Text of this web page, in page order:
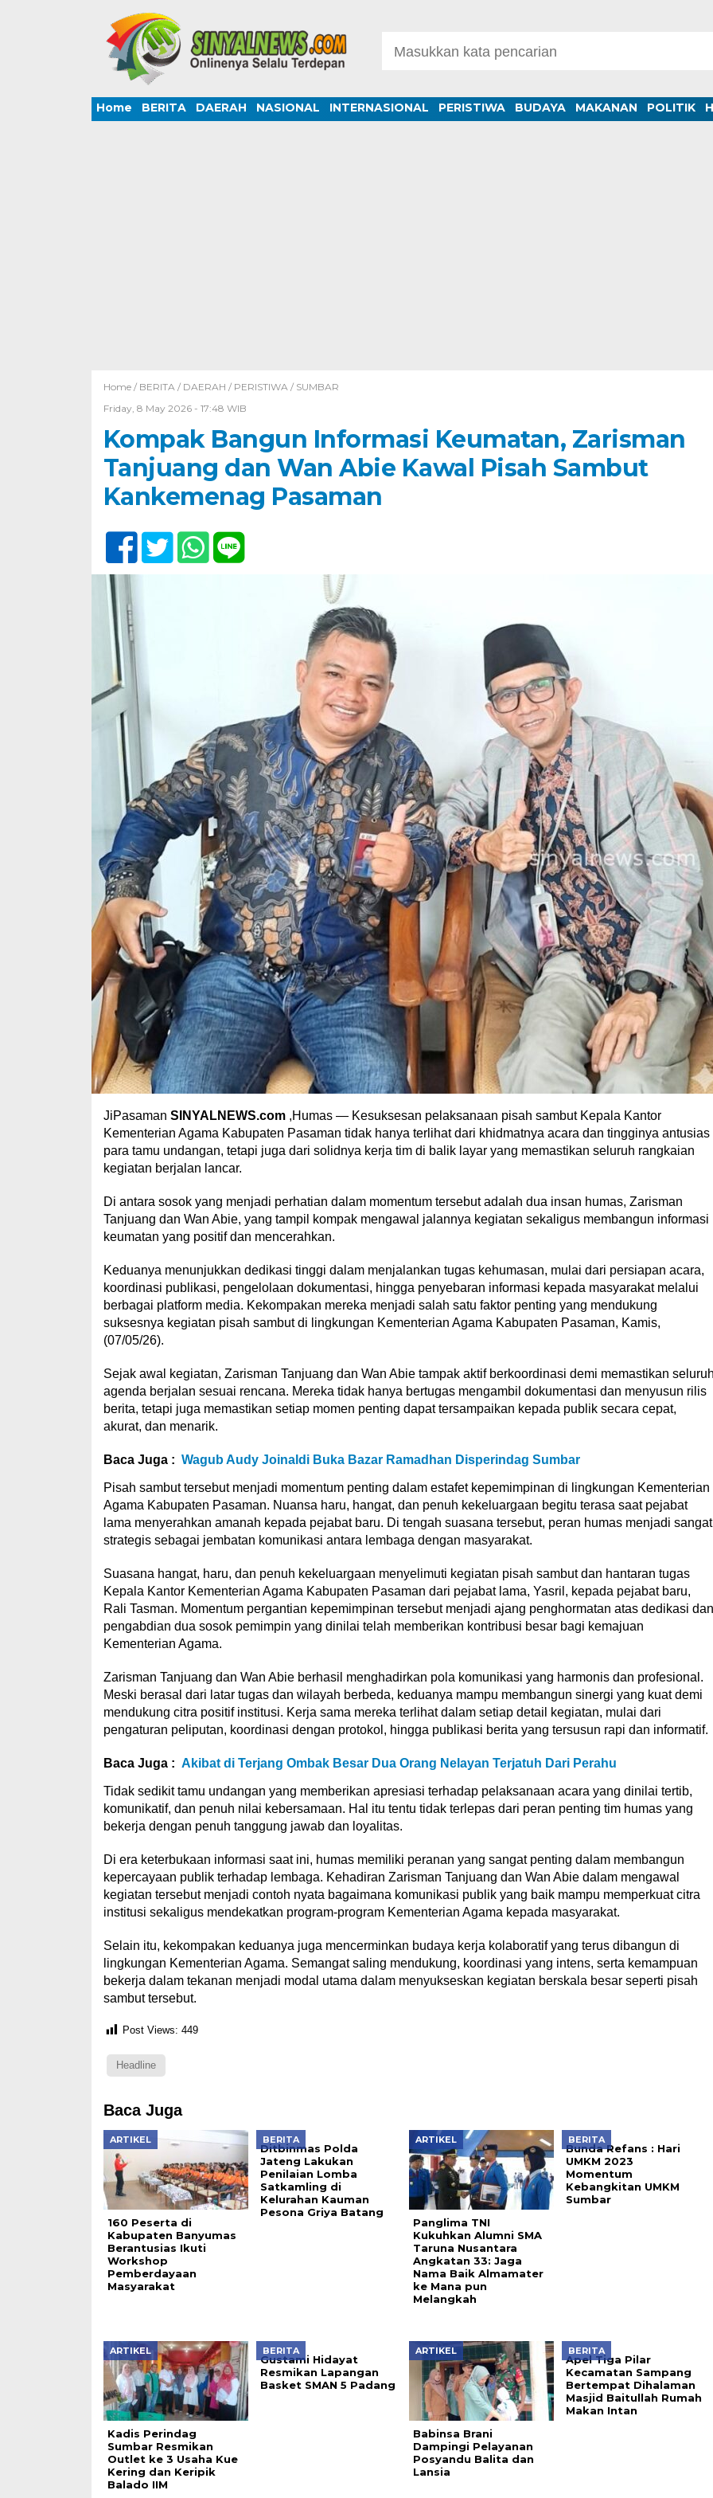
Home BERITA DAERAH NASIONAL INTERNASIONAL PERISTIWA BUDAYA MAKANAN POLITIK
Home / BERITA/ DAERAH / PERISTIWA/ SUMBAR
Friday, 8 May 2026 - 17:48 WIB
Kompak Bangun Informasi Keumatan, Zarisman
Tanjuang dan Wan Abie Kawal Pisah Sambut
Kankemenag Pasaman
JiPasaman SINYALNEWS.com,Humas — Kesuksesan pelaksanaan pisah sambut Kepala Kantor
Kementerian Agama Kabupaten Pasaman tidak hanya terlihat dari khidmatnya acara dan tingginya antusias
para tamu undangan, tetapi juga dari solidnya kerja tim di balik layar yang memastikan seluruh rangkaian
kegiatan berjalan lancar.
Di antara sosok yang menjadi perhatian dalam momentum tersebut adalah dua insan humas, Zarisman
Tanjuang dan Wan Abie, yang tampil kompak mengawal jalannya kegiatan sekaligus membangun informasi
keumatan yang positif dan mencerahkan.
Keduanya menunjukkan dedikasi tinggi dalam menjalankan tugas kehumasan, mulai dari persiapan acara,
koordinasi publikasi, pengelolaan dokumentasi, hingga penyebaran informasi kepada masyarakat melalui
berbagai platform media. Kekompakan mereka menjadi salah satu faktor penting yang mendukung
suksesnya kegiatan pisah sambut di lingkungan Kementerian Agama Kabupaten Pasaman, Kamis,
(07/05/26).
Sejak awal kegiatan, Zarisman Tanjuang dan Wan Abie tampak aktif berkoordinasi demi memastikan
agenda berjalan sesuai rencana. Mereka tidak hanya bertugas mengambil dokumentasi dan menyusun rilis
berita, tetapi juga memastikan setiap momen penting dapat tersampaikan kepada publik secara cepat,
akurat, dan menarik.
Baca Juga : Wagub Audy Joinaldi Buka Bazar Ramadhan Disperindag Sumbar
Pisah sambut tersebut menjadi momentum penting dalam estafet kepemimpinan di lingkungan Kementerian
Agama Kabupaten Pasaman. Nuansa haru, hangat, dan penuh kekeluargaan begitu terasa saat pejabat
lama menyerahkan amanah kepada pejabat baru. Di tengah suasana tersebut, peran humas menjadi sangat
strategis sebagai jembatan komunikasi antara lembaga dengan masyarakat.
Suasana hangat, haru, dan penuh kekeluargaan menyelimuti kegiatan pisah sambut dan hantaran tugas
Kepala Kantor Kementerian Agama Kabupaten Pasaman dari pejabat lama, Yasril, kepada pejabat baru,
Rali Tasman. Momentum pergantian kepemimpinan tersebut menjadi ajang penghormatan atas dedikasi dan
pengabdian dua sosok pemimpin yang dinilai telah memberikan kontribusi besar bagi kemajuan
Kementerian Agama.
Zarisman Tanjuang dan Wan Abie berhasil menghadirkan pola komunikasi yang harmonis dan profesional.
Meski berasal dari latar tugas dan wilayah berbeda, keduanya mampu membangun sinergi yang kuat demi
mendukung citra positif institusi. Kerja sama mereka terlihat dalam setiap detail kegiatan, mulai dari
pengaturan peliputan, koordinasi dengan protokol, hingga publikasi berita yang tersusun rapi dan informatif.
Baca Juga : Akibat di Terjang Ombak Besar Dua Orang Nelayan Terjatuh Dari Perahu
Tidak sedikit tamu undangan yang memberikan apresiasi terhadap pelaksanaan acara yang dinilai tertib,
komunikatif, dan penuh nilai kebersamaan. Hal itu tentu tidak terlepas dari peran penting tim humas yang
bekerja dengan penuh tanggung jawab dan loyalitas.
Di era keterbukaan informasi saat ini, humas memiliki peranan yang sangat penting dalam membangun
kepercayaan publik terhadap lembaga. Kehadiran Zarisman Tanjuang dan Wan Abie dalam mengawal
kegiatan tersebut menjadi contoh nyata bagaimana komunikasi publik yang baik mampu memperkuat citra
institusi sekaligus mendekatkan program-program Kementerian Agama kepada masyarakat.
Selain itu, kekompakan keduanya juga mencerminkan budaya kerja kolaboratif yang terus dibangun di
lingkungan Kementerian Agama. Semangat saling mendukung, koordinasi yang intens, serta kemampuan
bekerja dalam tekanan menjadi modal utama dalam menyukseskan kegiatan berskala besar seperti pisah
sambut tersebut.
Post Views: 449
Headline
Baca Juga
ARTIKEL
160 Peserta di
Kabupaten Banyumas
Berantusias Ikuti
Workshop
Pemberdayaan
Masyarakat
BERITA
Ditbinmas Polda
Jateng Lakukan
Penilaian Lomba
Satkamling di
Kelurahan Kauman
Pesona Griya Batang
ARTIKEL
Panglima TNI
Kukuhkan Alumni SMA
Taruna Nusantara
Angkatan 33: Jaga
Nama Baik Almamater
ke Mana pun
Melangkah
BERITA
Bunda Refans : Hari
UMKM 2023
Momentum
Kebangkitan UMKM
Sumbar
ARTIKEL
Kadis Perindag
Sumbar Resmikan
Outlet ke 3 Usaha Kue
Kering dan Keripik
Balado IIM
BERITA
Gustami Hidayat
Resmikan Lapangan
Basket SMAN 5 Padang
ARTIKEL
Babinsa Brani
Dampingi Pelayanan
Posyandu Balita dan
Lansia
BERITA
Apel Tiga Pilar
Kecamatan Sampang
Bertempat Dihalaman
Masjid Baitullah Rumah
Makan Intan